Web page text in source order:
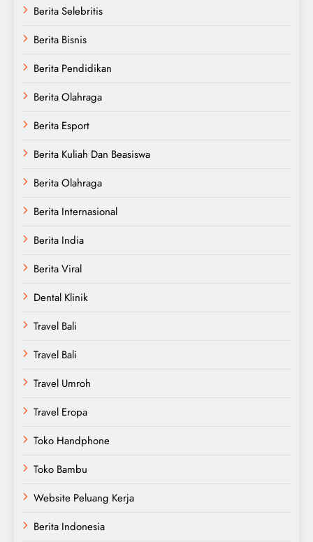
Berita Selebritis
Berita Bisnis
Berita Pendidikan
Berita Olahraga
Berita Esport
Berita Kuliah Dan Beasiswa
Berita Olahraga
Berita Internasional
Berita India
Berita Viral
Dental Klinik
Travel Bali
Travel Bali
Travel Umroh
Travel Eropa
Toko Handphone
Toko Bambu
Website Peluang Kerja
Berita Indonesia